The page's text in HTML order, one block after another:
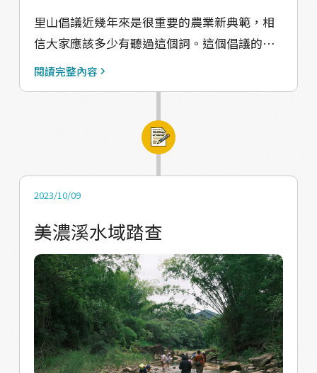
憶，這些都市以外的衝擊，逐一呈現自然野
性。 ❃ 環境共生與自然連結 ❃ 打開 #五感體
驗，五天沉溺在自然動身行動，接受野性場域
給予的能量，感受生態當下的模樣。透過 #野
共生自在的連結方式。 ❃ 「美濃」不侷限 ❃ #
午後雷陣雨，來自熱帶南國的招待。這次是個
沒有雨備的營隊，工作人員隨時準備好應對千
奇萬變的熱帶氣候。農村帶來的想像、衝突、
念不只限於「#美濃」，希望大家能把自然連結
的體驗帶到各個角落。被農村感動的時間很
長，永遠都能是起點，就讓種籽們好好發芽。
等等邊陲、非主流的認知，正視原先被認為充
滿「野」性而不起眼的事物，這是就是「野性
的認識論」，透過這樣的認識論，重新認識地
方、與地方建立起緊密關係，如同我們重回長
林、潛入河圳，從野性的活動裡，發覺無限的
生機與可能性。作為客家鄉村的一部分，我們
也期待「野」成為客家文化論述的新出路，期
許今年來到美濃的青年們，透過這次營隊的經
也能循著長輩的路，透過野性行動發掘自身，
乃至於當代農村以及客家文化無限的可能性，
為台灣農村注入新生代的力量。
里山倡議近幾年來是很重要的農業新典範，相
信大家應該多少有聽過這個詞。這個倡議的核
心，講的是人與自然環境的互動關係，這種互
濃，看似有著高度人工化的田園開墾。因為傳
統上客家人覺得「耕田出息一等人」，所以大
會在農閒時跑到山裡水邊採集， 往往這些人就
農民直接跟國家打交道，收入非常穩定，所以
美濃人才很愛種田。可是台灣加入WTO、開放
洋菸進口之後，本土菸葉產業就式微了，美濃
原本的產業經濟就受到很嚴重的衝擊。這段期
間白玉蘿蔔跟野蓮趁勢崛起，它們都是從不受
重視的角落翻身，其中野蓮作為一種野菜，在
今日的美濃大行其道，年產值達到4.5億。所以
閱讀完整內容
2023/10/09
美濃溪水域踏查